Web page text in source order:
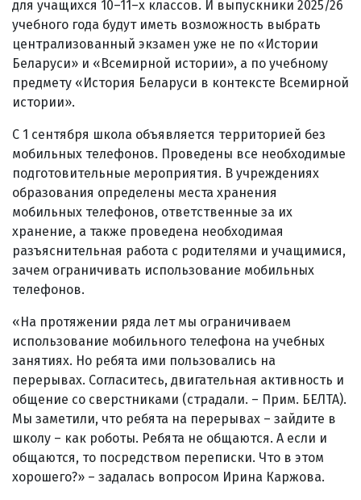
для учащихся 10–11–х классов. И выпускники 2025/26
учебного года будут иметь возможность выбрать
централизованный экзамен уже не по «Истории
Беларуси» и «Всемирной истории», а по учебному
предмету «История Беларуси в контексте Всемирной
истории».
С 1 сентября школа объявляется территорией без
мобильных телефонов. Проведены все необходимые
подготовительные мероприятия. В учреждениях
образования определены места хранения
мобильных телефонов, ответственные за их
хранение, а также проведена необходимая
разъяснительная работа с родителями и учащимися,
зачем ограничивать использование мобильных
телефонов.
«На протяжении ряда лет мы ограничиваем
использование мобильного телефона на учебных
занятиях. Но ребята ими пользовались на
перерывах. Согласитесь, двигательная активность и
общение со сверстниками (страдали. – Прим. БЕЛТА).
Мы заметили, что ребята на перерывах – зайдите в
школу – как роботы. Ребята не общаются. А если и
общаются, то посредством переписки. Что в этом
хорошего?» – задалась вопросом Ирина Каржова.